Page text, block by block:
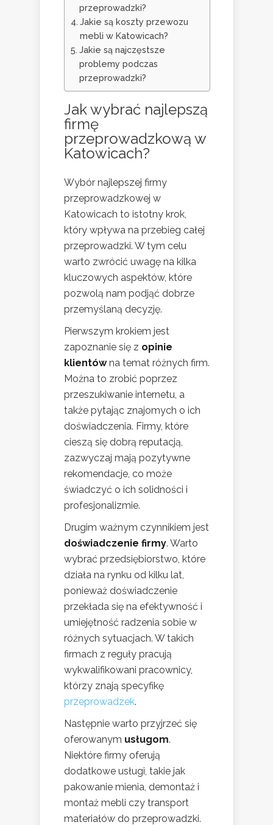
przeprowadzki?
Jakie są koszty przewozu
mebli w Katowicach?
Jakie są najczęstsze
problemy podczas
przeprowadzki?
Jak wybrać najlepszą
firmę
przeprowadzkową w
Katowicach?
Wybór najlepszej firmy
przeprowadzkowej w
Katowicach to istotny krok,
który wpływa na przebieg całej
przeprowadzki. W tym celu
warto zwrócić uwagę na kilka
kluczowych aspektów, które
pozwolą nam podjąć dobrze
przemyślaną decyzję.
Pierwszym krokiem jest
zapoznanie się z opinie
klientówna temat różnych firm.
Można to zrobić poprzez
przeszukiwanie internetu, a
także pytając znajomych o ich
doświadczenia. Firmy, które
cieszą się dobrą reputacją,
zazwyczaj mają pozytywne
rekomendacje, co może
świadczyć o ich solidności i
profesjonalizmie.
Drugim ważnym czynnikiem jest
doświadczenie firmy. Warto
wybrać przedsiębiorstwo, które
działa na rynku od kilku lat,
ponieważ doświadczenie
przekłada się na efektywność i
umiejętność radzenia sobie w
różnych sytuacjach. W takich
firmach z reguły pracują
wykwalifikowani pracownicy,
którzy znają specyfikę
przeprowadzek.
Następnie warto przyjrzeć się
oferowanym usługom.
Niektóre firmy oferują
dodatkowe usługi, takie jak
pakowanie mienia, demontaż i
montaż mebli czy transport
materiałów do przeprowadzki.